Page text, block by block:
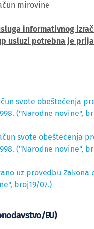
mirovine
informativnog
usluzi potrebna je
svote obeštećenja
("Narodne novine",
svote obeštećenja
("Narodne novine",
uz provedbu
broj19/07.)
EU)